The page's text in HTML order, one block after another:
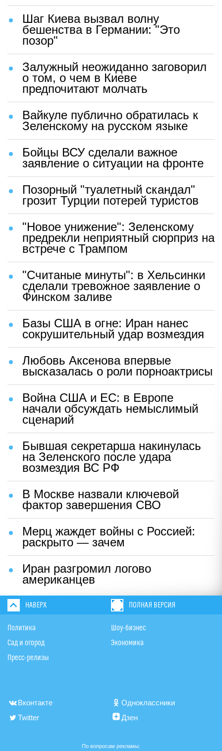
Шаг Киева вызвал волну
бешенства в Германии: "Это
позор"
Залужный неожиданно заговорил
о том, о чем в Киеве
предпочитают молчать
Вайкуле публично обратилась к
Зеленскому на русском языке
Бойцы ВСУ сделали важное
заявление о ситуации на фронте
Позорный "туалетный скандал"
грозит Турции потерей туристов
"Новое унижение": Зеленскому
предрекли неприятный сюрприз на
встрече с Трампом
"Считаные минуты": в Хельсинки
сделали тревожное заявление о
Финском заливе
Базы США в огне: Иран нанес
сокрушительный удар возмездия
Любовь Аксенова впервые
высказалась о роли порноактрисы
Война США и ЕС: в Европе
начали обсуждать немыслимый
сценарий
Бывшая секретарша накинулась
на Зеленского после удара
возмездия ВС РФ
В Москве назвали ключевой
фактор завершения СВО
Мерц жаждет войны с Россией:
раскрыто — зачем
Иран разгромил логово
американцев
НАВЕРХ ПОЛНАЯ ВЕРСИЯ
Политика
Сад и огород
Пресс-релизы
Шоу-бизнес
Экономика
Вконтакте
Одноклассники
Twitter
Дзен
По вопросам рекламы: